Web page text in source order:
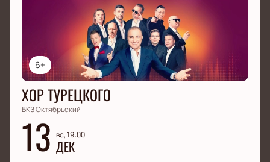
6+
ХОР ТУРЕЦКОГО
БКЗ Октябрьский
13 вс, 19:00
ДЕК